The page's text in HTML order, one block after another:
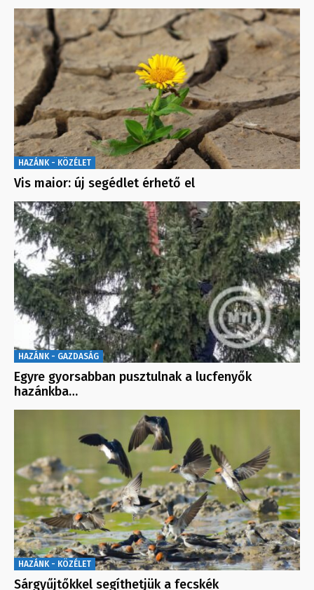
HAZÁNK - KÖZÉLET
Vis maior: új segédlet érhető el
HAZÁNK - GAZDASÁG
Egyre gyorsabban pusztulnak a lucfenyők
hazánkba…
HAZÁNK - KÖZÉLET
Sárgyűjtőkkel segíthetjük a fecskék